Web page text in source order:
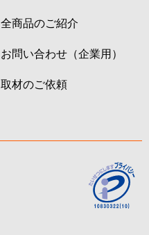
全商品のご紹介
お問い合わせ（企業用）
取材のご依頼